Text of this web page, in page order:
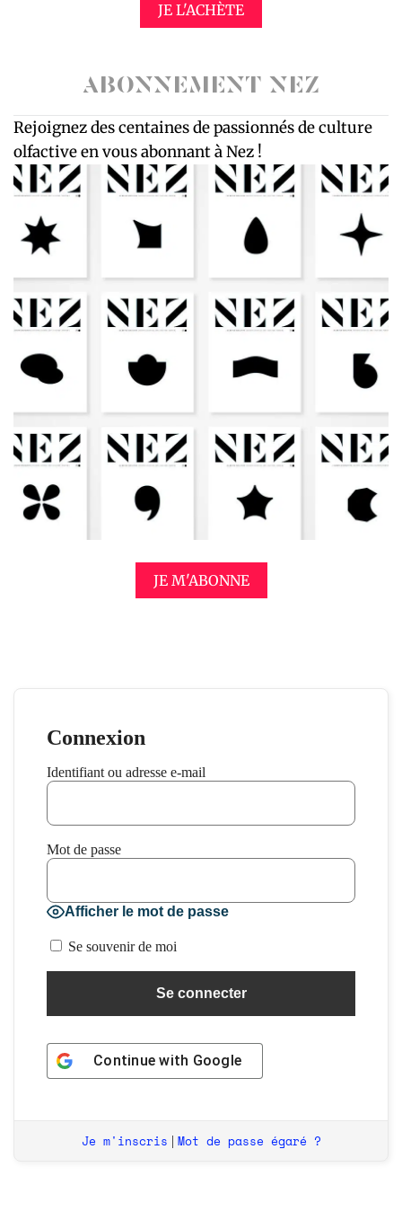
JE L'ACHÈTE
ABONNEMENT NEZ
Rejoignez des centaines de passionnés de culture
olfactive en vous abonnant à Nez !
JE M'ABONNE
Connexion
Identifiant ou adresse e-mail
Mot de passe
Afficher le mot de passe
Se souvenir de moi
Continue with Google
Je m'inscris Mot de passe égaré ?